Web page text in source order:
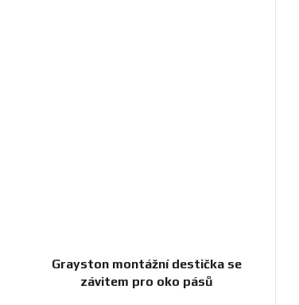
Grayston montážní destička se
závitem pro oko pásů